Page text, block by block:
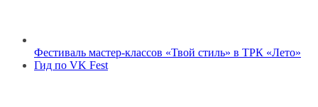
Фестиваль мастер-классов «Твой стиль» в ТРК «Лето»
Гид по VK Fest